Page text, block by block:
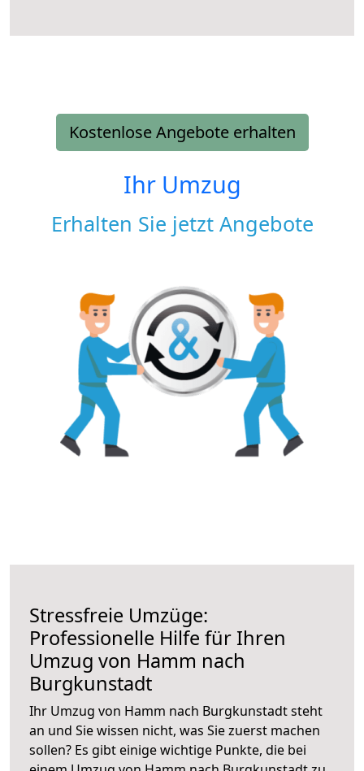
Kostenlose Angebote erhalten
Ihr Umzug
Erhalten Sie jetzt Angebote
Stressfreie Umzüge:
Professionelle Hilfe für Ihren
Umzug von Hamm nach
Burgkunstadt
Ihr Umzug von Hamm nach Burgkunstadt steht
an und Sie wissen nicht, was Sie zuerst machen
sollen? Es gibt einige wichtige Punkte, die bei